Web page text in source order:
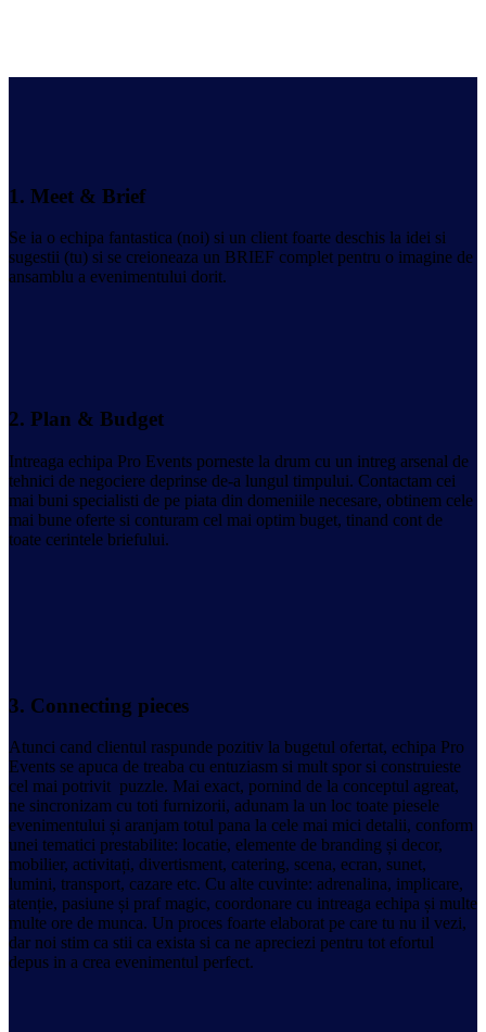
1. Meet & Brief
Se ia o echipa fantastica (noi) si un client foarte deschis la idei si
sugestii (tu) si se creioneaza un BRIEF complet pentru o imagine de
ansamblu a evenimentului dorit.
2. Plan & Budget
Intreaga echipa Pro Events porneste la drum cu un intreg arsenal de
tehnici de negociere deprinse de-a lungul timpului. Contactam cei
mai buni specialisti de pe piata din domeniile necesare, obtinem cele
mai bune oferte si conturam cel mai optim buget, tinand cont de
toate cerintele briefului.
3. Connecting pieces
Atunci cand clientul raspunde pozitiv la bugetul ofertat, echipa Pro
Events se apuca de treaba cu entuziasm si mult spor si construieste
cel mai potrivit puzzle. Mai exact, pornind de la conceptul agreat,
ne sincronizam cu toti furnizorii, adunam la un loc toate piesele
evenimentului și aranjam totul pana la cele mai mici detalii, conform
unei tematici prestabilite: locatie, elemente de branding și decor,
mobilier, activitați, divertisment, catering, scena, ecran, sunet,
lumini, transport, cazare etc. Cu alte cuvinte: adrenalina, implicare,
atenție, pasiune și praf magic, coordonare cu intreaga echipa și multe
multe ore de munca. Un proces foarte elaborat pe care tu nu il vezi,
dar noi stim ca stii ca exista si ca ne apreciezi pentru tot efortul
depus in a crea evenimentul perfect.